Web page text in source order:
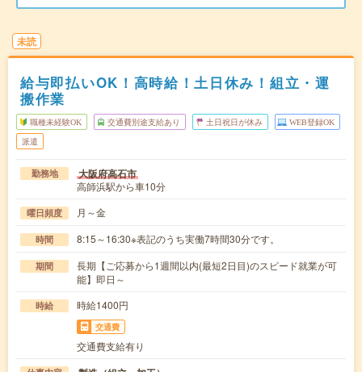
未読
給与即払いOK！高時給！土日休み！組立・運
搬作業
職種未経験OK 交通費別途支給あり 土日祝日が休み WEB登録OK
派遣
勤務地 大阪府高石市
高師浜駅から車10分
曜日頻度 月～金
時間 8:15～16:30※表記のうち実働7時間30分です。
期間
長期【ご応募から1週間以内(最短2日目)のスピード就業が可
能】即日～
時給 時給1400円
交通費
交通費支給有り